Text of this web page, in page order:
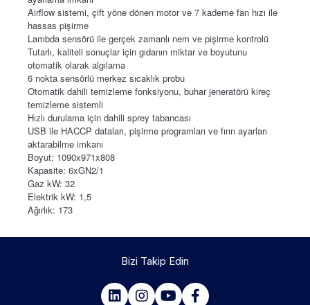
Airflow sistemi, çift yöne dönen motor ve 7 kademe fan hızı ile
hassas pişirme
Lambda sensörü ile gerçek zamanlı nem ve pişirme kontrolü
Tutarlı, kaliteli sonuçlar için gıdanın miktar ve boyutunu
otomatik olarak algılama
6 nokta sensörlü merkez sıcaklık probu
Otomatik dahili temizleme fonksiyonu, buhar jeneratörü kireç
temizleme sistemli
Hızlı durulama için dahili sprey tabancası
USB ile HACCP dataları, pişirme programları ve fırın ayarları
aktarabilme imkanı
Boyut: 1090x971x808
Kapasite: 6xGN2/1
Gaz kW: 32
Elektrik kW: 1,5
Ağırlık: 173
Bizi Takip Edin